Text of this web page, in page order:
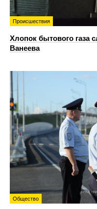
Происшествия
Хлопок бытового газа
Ванеева
Общество